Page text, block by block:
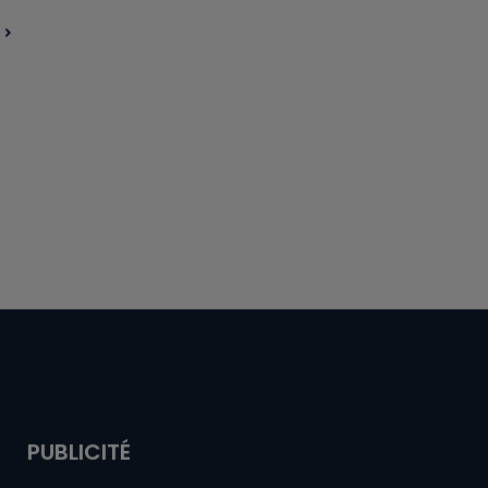
PUBLICITÉ